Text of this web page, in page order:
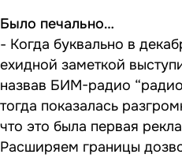
Было печально…
- Когда буквально в
ехидной заметкой
назвав БИМ-радио
тогда показалась
что это была первая
Расширяем границы